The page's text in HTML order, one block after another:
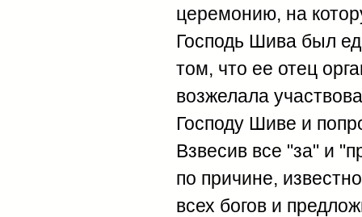
церемонию, на
Господь Шива был
том, что ее отец
возжелала
Господу Шиве и
Взвесив все "за" и
по причине,
всех богов и